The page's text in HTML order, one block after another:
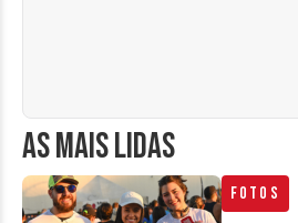
AS MAIS LIDAS
Fotos